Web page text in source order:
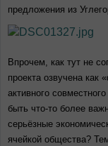
предложения из
Впрочем, как тут не
проекта озвучена как
активного
быть что-то более
серьёзные
ячейкой общества?